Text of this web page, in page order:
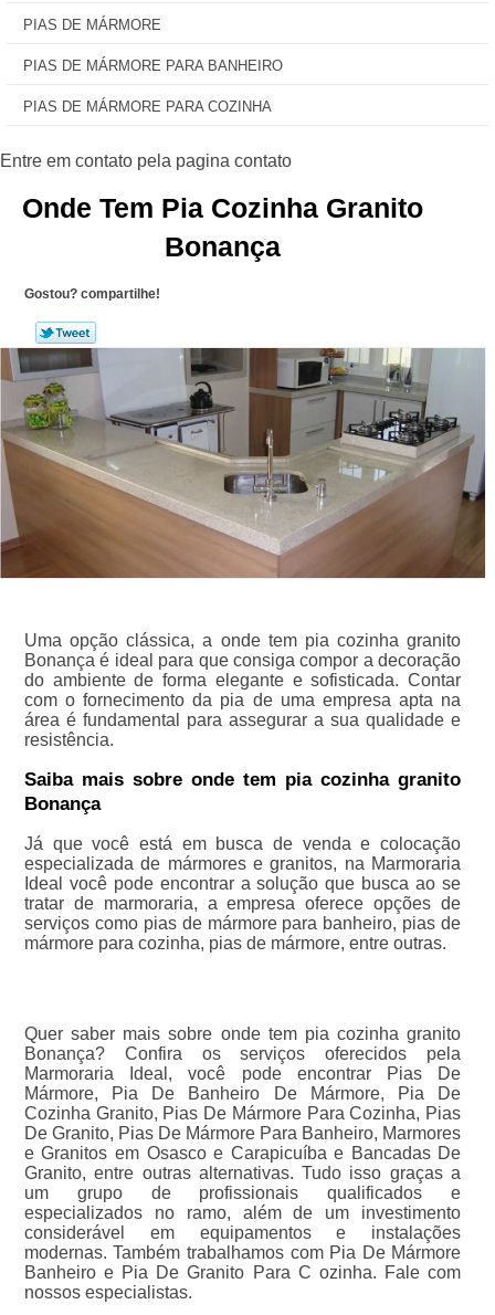
PIAS DE MÁRMORE
PIAS DE MÁRMORE PARA BANHEIRO
PIAS DE MÁRMORE PARA COZINHA
Onde Tem Pia Cozinha Granito
Bonança
Gostou? compartilhe!
Uma opção clássica, a onde tem pia cozinha granito
Bonança é ideal para que consiga compor a decoração
do ambiente de forma elegante e sofisticada. Contar
com o fornecimento da pia de uma empresa apta na
área é fundamental para assegurar a sua qualidade e
resistência.
Saiba mais sobre onde tem pia cozinha granito
Bonança
Já que você está em busca de venda e colocação
especializada de mármores e granitos, na Marmoraria
Ideal você pode encontrar a solução que busca ao se
tratar de marmoraria, a empresa oferece opções de
serviços como pias de mármore para banheiro, pias de
mármore para cozinha, pias de mármore, entre outras.
Quer saber mais sobre onde tem pia cozinha granito
Bonança? Confira os serviços oferecidos pela
Marmoraria Ideal, você pode encontrar Pias De
Mármore, Pia De Banheiro De Mármore, Pia De
Cozinha Granito, Pias De Mármore Para Cozinha, Pias
De Granito, Pias De Mármore Para Banheiro, Marmores
e Granitos em Osasco e Carapicuíba e Bancadas De
Granito, entre outras alternativas. Tudo isso graças a
um grupo de profissionais qualificados e
especializados no ramo, além de um investimento
considerável em equipamentos e instalações
modernas. Também trabalhamos com Pia De Mármore
Banheiro e Pia De Granito Para C ozinha. Fale com
nossos especialistas.